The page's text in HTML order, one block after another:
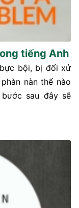
tiếng Anh
bội, bị đối xử
nàn thế nào
sau đây sẽ